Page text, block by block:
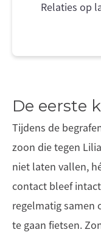
Relaties op
De eerste
Tijdens de
zoon die tegen
niet laten vallen,
contact bleef
regelmatig samen
te gaan fietsen.